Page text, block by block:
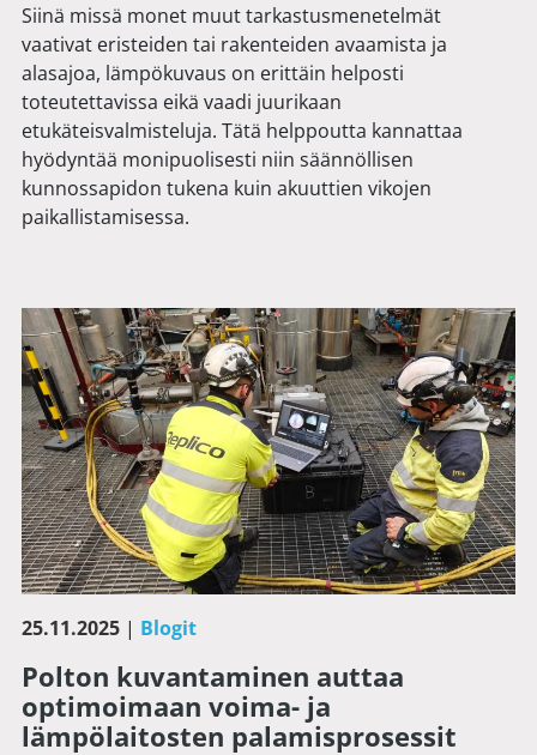
Siinä missä monet muut tarkastusmenetelmät
vaativat eristeiden tai rakenteiden avaamista ja
alasajoa, lämpökuvaus on erittäin helposti
toteutettavissa eikä vaadi juurikaan
etukäteisvalmisteluja. Tätä helppoutta kannattaa
hyödyntää monipuolisesti niin säännöllisen
kunnossapidon tukena kuin akuuttien vikojen
paikallistamisessa.
25.11.2025 | Blogit
Polton kuvantaminen auttaa
optimoimaan voima- ja
lämpölaitosten palamisprosessit